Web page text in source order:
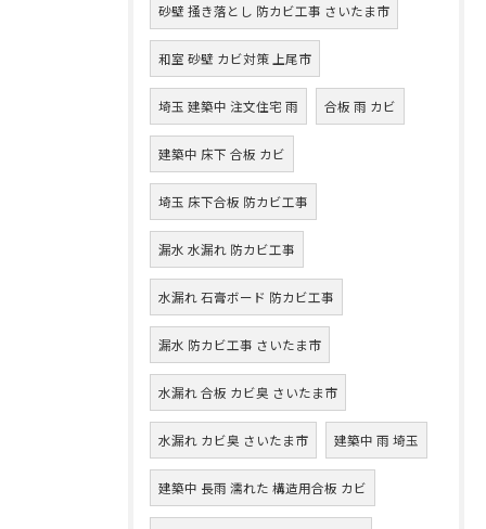
砂壁 掻き落とし 防カビ工事 さいたま市
和室 砂壁 カビ対策 上尾市
埼玉 建築中 注文住宅 雨 合板 雨 カビ
建築中 床下 合板 カビ
埼玉 床下合板 防カビ工事
漏水 水漏れ 防カビ工事
水漏れ 石膏ボード 防カビ工事
漏水 防カビ工事 さいたま市
水漏れ 合板 カビ臭 さいたま市
水漏れ カビ臭 さいたま市 建築中 雨 埼玉
建築中 長雨 濡れた 構造用合板 カビ